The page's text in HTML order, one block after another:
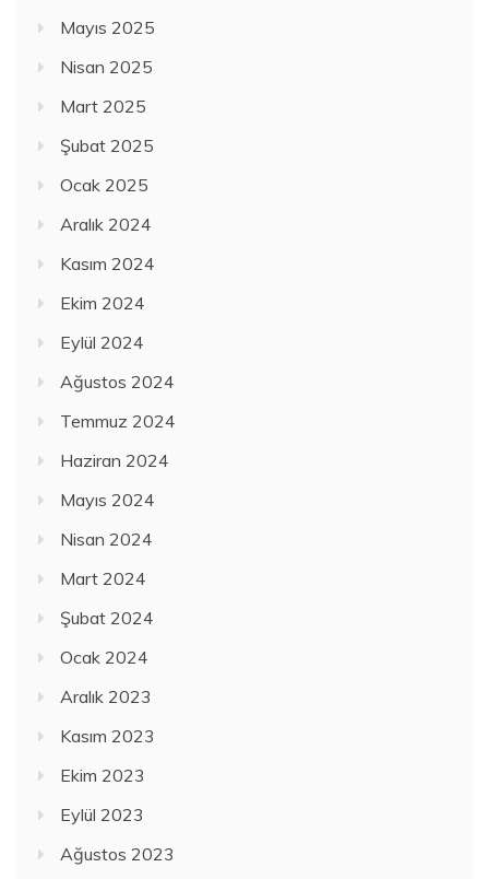
Mayıs 2025
Nisan 2025
Mart 2025
Şubat 2025
Ocak 2025
Aralık 2024
Kasım 2024
Ekim 2024
Eylül 2024
Ağustos 2024
Temmuz 2024
Haziran 2024
Mayıs 2024
Nisan 2024
Mart 2024
Şubat 2024
Ocak 2024
Aralık 2023
Kasım 2023
Ekim 2023
Eylül 2023
Ağustos 2023